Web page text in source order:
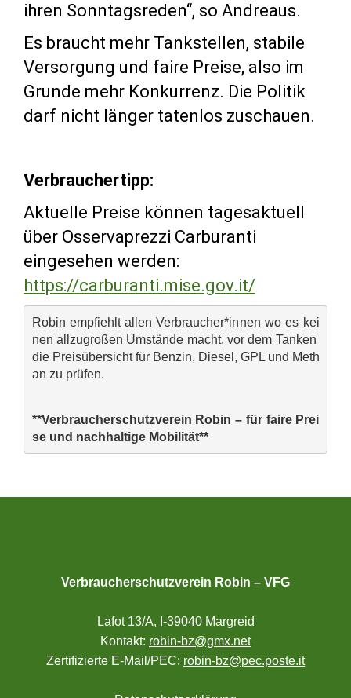
ihren Sonntagsreden“, so Andreaus.
Es braucht mehr Tankstellen, stabile
Versorgung und faire Preise, also im
Grunde mehr Konkurrenz. Die Politik
darf nicht länger tatenlos zuschauen.
Verbrauchertipp:
Aktuelle Preise können tagesaktuell
über Osservaprezzi Carburanti
eingesehen werden:
https://carburanti.mise.gov.it/
Robin empfiehlt allen Verbraucher*innen wo es kei
nen allzugroßen Umstände macht, vor dem Tanken
die Preisübersicht für Benzin, Diesel, GPL und Meth
an zu prüfen.
**Verbraucherschutzverein Robin – für faire Prei
se und nachhaltige Mobilität**
Verbraucherschutzverein Robin – VFG
Lafot 13/A, I-39040 Margreid
Kontakt: robin-bz@gmx.net
Zertifizierte E-Mail/PEC: robin-bz@pec.poste.it